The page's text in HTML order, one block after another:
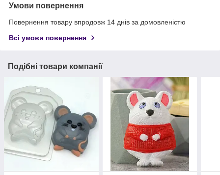
Умови повернення
Повернення товару впродовж 14 днів за домовленістю
Всі умови повернення
Подібні товари компанії